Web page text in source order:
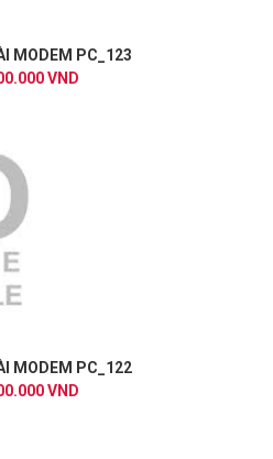
MODEM PC_123
VND
MODEM PC_122
VND